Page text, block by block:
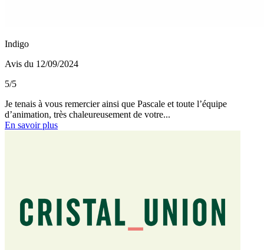
Indigo
Avis du 12/09/2024
5/5
Je tenais à vous remercier ainsi que Pascale et toute l’équipe
d’animation, très chaleureusement de votre...
En savoir plus